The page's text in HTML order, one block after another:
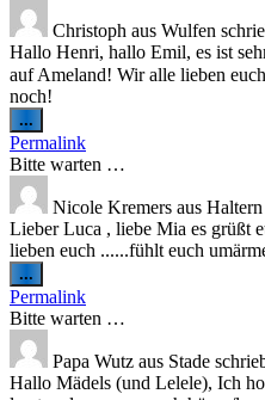
Christoph aus Wulfen
Hallo Henri, hallo Emil, es ist
auf Ameland! Wir alle lieben
noch!
...
Metabox
ein-/ausblenden.
Permalink
Bitte warten …
Nicole Kremers aus Haltern
Lieber Luca , liebe Mia es grüßt
lieben euch ......fühlt euch
...
Metabox
ein-/ausblenden.
Permalink
Bitte warten …
Papa Wutz aus Stade
Hallo Mädels (und Lelele), Ich